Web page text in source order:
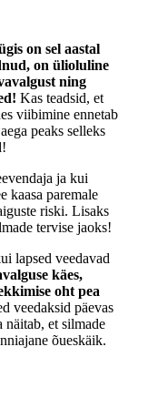
on sel aastal
on ülioluline
ning
Kas teadsid, et
viibimine ennetab
peaks selleks
ja kui
kaasa paremale
riski. Lisaks
tervise jaoks!
lapsed veedavad
käes,
oht pea
veedaksid päevas
et silmade
õueskäik.